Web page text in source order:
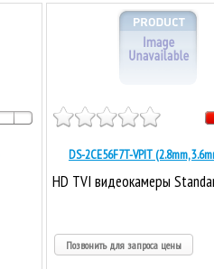
DS-2CE56F7T-VPIT (2.8mm,
HD TVI видеокамеры
Позвонить для запроса цены